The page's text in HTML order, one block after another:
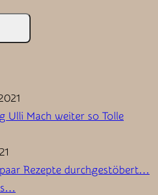
Ulli Mach weiter so Tolle
Rezepte durchgestöbert...